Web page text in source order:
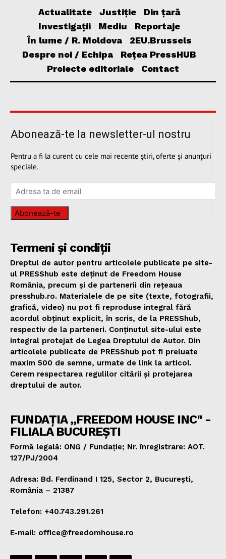
Actualitate Justiție
Din țară
Investigații
Mediu
Reportaje
În lume / R. Moldova
2EU.Brussels
Despre noi / Echipa
Rețea PressHUB
Proiecte editoriale
Contact
Abonează-te la newsletter-ul nostru
Pentru a fi la curent cu cele mai recente știri, oferte și anunțuri
speciale.
Abonează-te
Termeni și condiții
Dreptul de autor pentru articolele publicate pe site-
ul PRESShub este deținut de Freedom House
România, precum și de partenerii din rețeaua
presshub.ro. Materialele de pe site (texte, fotografii,
grafică, video) nu pot fi reproduse integral fără
acordul obținut explicit, în scris, de la PRESShub,
respectiv de la parteneri. Conținutul site-ului este
integral protejat de Legea Dreptului de Autor. Din
articolele publicate de PRESShub pot fi preluate
maxim 500 de semne, urmate de link la articol.
Cerem respectarea regulilor citării și protejarea
dreptului de autor.
FUNDAȚIA „FREEDOM HOUSE INC" -
FILIALA BUCUREȘTI
Formă legală: ONG / Fundație; Nr. înregistrare: AOT.
127/PJ/2004
Adresa: Bd. Ferdinand I 125, Sector 2, București,
România – 21387
Telefon: +40.743.291.261
E-mail: office@freedomhouse.ro